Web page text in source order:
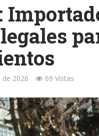
de 2026 69 Vistas